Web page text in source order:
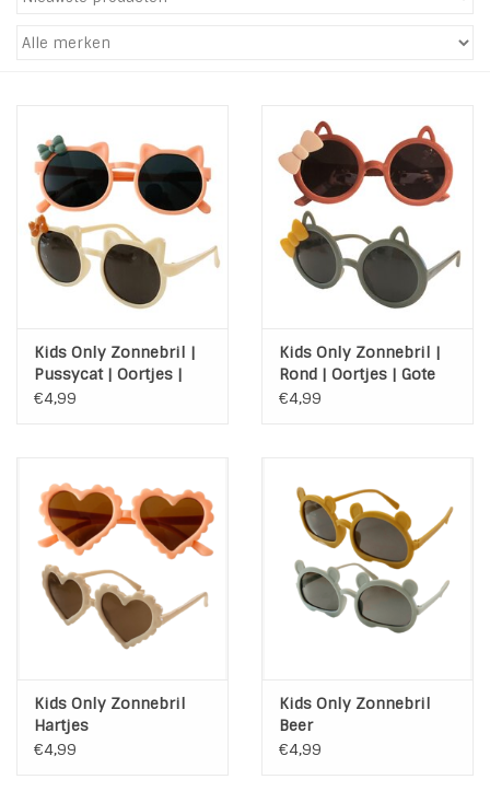
Ohlala Jewels
LIFESTYLE PRODUCTEN
INSPIRATIE
Kids Only Zonnebril |
Pussycat | Oortjes |
strikje
€4,99
Kids Only Zonnebril |
Rond | Oortjes | Gote
strik
€4,99
Kids Only Zonnebril
Hartjes
€4,99
Kids Only Zonnebril
Beer
€4,99